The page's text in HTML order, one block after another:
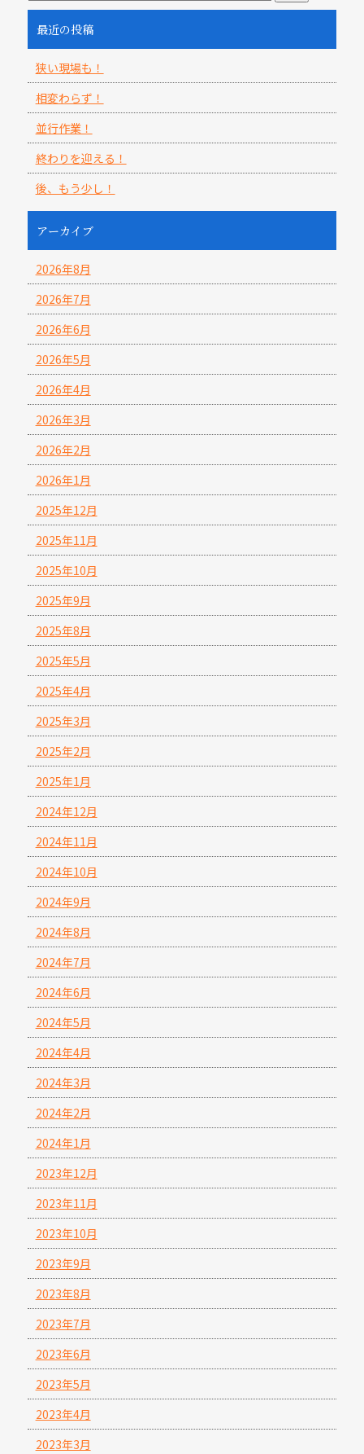
最近の投稿
狭い現場も！
相変わらず！
並行作業！
終わりを迎える！
後、もう少し！
アーカイブ
2026年8月
2026年7月
2026年6月
2026年5月
2026年4月
2026年3月
2026年2月
2026年1月
2025年12月
2025年11月
2025年10月
2025年9月
2025年8月
2025年5月
2025年4月
2025年3月
2025年2月
2025年1月
2024年12月
2024年11月
2024年10月
2024年9月
2024年8月
2024年7月
2024年6月
2024年5月
2024年4月
2024年3月
2024年2月
2024年1月
2023年12月
2023年11月
2023年10月
2023年9月
2023年8月
2023年7月
2023年6月
2023年5月
2023年4月
2023年3月